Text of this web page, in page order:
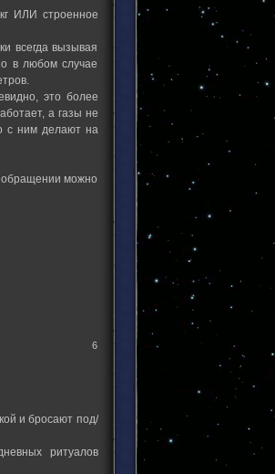
ИЛИ строенное
вызывая
в любом случае
это более
а газы не
с ним делают на
можно
6
и бросают под/
ритуалов